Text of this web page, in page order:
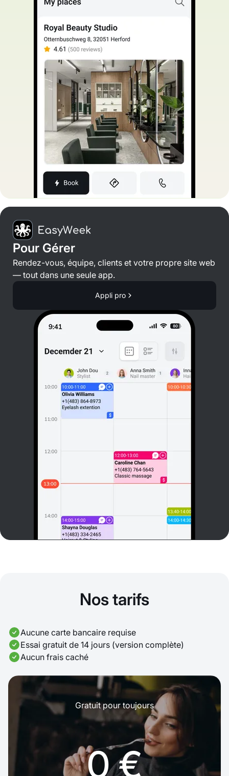
Pour Gérer
Rendez-vous, équipe, clients et votre propre site web
— tout dans une seule app.
Appli pro
Nos tarifs
Aucune carte bancaire requise
Essai gratuit de 14 jours (version complète)
Aucun frais caché
Gratuit pour toujours
0 €